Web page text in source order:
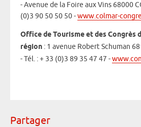
- Avenue de la Foire aux Vins 68000
(0)3 90 50 50 50 -www.colmar-
Office de Tourisme et des Congrès
région : 1 avenue Robert Schuman
- Tél. : + 33 (0)3 89 35 47 47 -
Partager